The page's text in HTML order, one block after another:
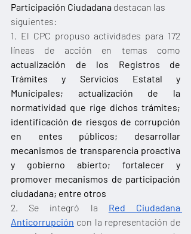
Participación Ciudadana destacan las
siguientes:
1. El CPC propuso actividades para 172
actualización de los Registros de
Trámites y Servicios Estatal y
Municipales; actualización de la
normatividad que rige dichos trámites;
identificación de riesgos de corrupción
en entes públicos; desarrollar
mecanismos de transparencia proactiva
y gobierno abierto; fortalecer y
promover mecanismos de participación
ciudadana; entre otros
2. Se integró la
Red Ciudadana
Anticorrupción con la representación de